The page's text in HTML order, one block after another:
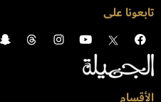
تابعونا على
الأقسام